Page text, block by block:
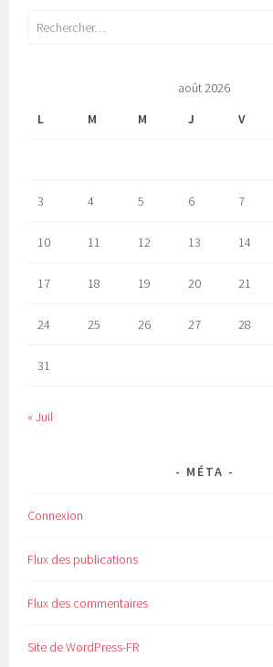
Rechercher :
août 2026
L
M M J V
3 4 5 6 7
10 11 12 13 14
17 18 19 20 21
24 25 26 27 28
31
« Juil
MÉTA
Connexion
Flux des publications
Flux des commentaires
Site de WordPress-FR